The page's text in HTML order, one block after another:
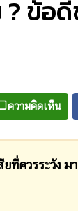
ข้อ
ความคิดเห็น
รระวัง มา